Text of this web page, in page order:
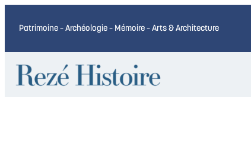
Patrimoine – Archéologie – Mémoire – Arts & Architecture